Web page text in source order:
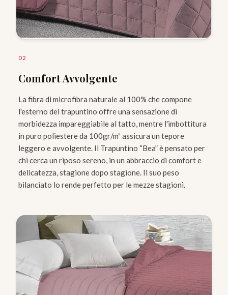
02
Comfort Avvolgente
La fibra di microfibra naturale al 100% che compone
l'esterno del trapuntino offre una sensazione di
morbidezza impareggiabile al tatto, mentre l'imbottitura
in puro poliestere da 100gr/m² assicura un tepore
leggero e avvolgente. Il Trapuntino “Bea” è pensato per
chi cerca un riposo sereno, in un abbraccio di comfort e
delicatezza, stagione dopo stagione. Il suo peso
bilanciato lo rende perfetto per le mezze stagioni.